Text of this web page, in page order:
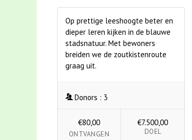
Op prettige leeshoogte beter en
dieper leren kijken in de blauwe
stadsnatuur. Met bewoners
breiden we de zoutkistenroute
graag uit.
Donors : 3
€80,00
ONTVANGEN
€7.500,00
DOEL